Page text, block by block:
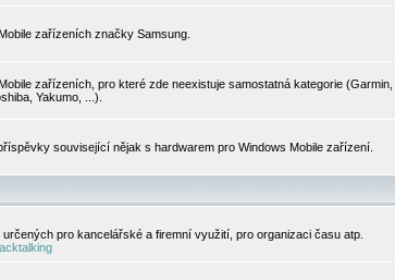
zařízeních značky Samsung.
zařízeních, pro které zde neexistuje samostatná kategorie (Garmin,
Yakumo, ...).
související nějak s hardwarem pro Windows Mobile zařízení.
pro kancelářské a firemní využití, pro organizaci času atp.